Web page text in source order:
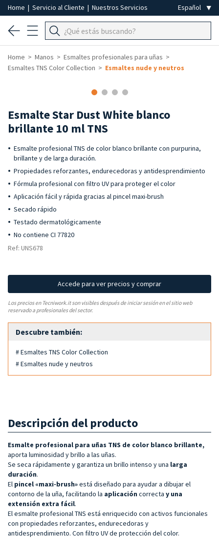
Home | Servicio al Cliente | Nuestros Servicios
Home Manos
Esmaltes profesionales para uñas
Esmaltes TNS Color Collection
Esmaltes nude y neutros
Esmalte Star Dust White blanco
brillante 10 ml TNS
Esmalte profesional TNS de color blanco brillante con purpurina,
brillante y de larga duración.
Propiedades reforzantes, endurecedoras y antidesprendimiento
Fórmula profesional con filtro UV para proteger el color
Aplicación fácil y rápida gracias al pincel maxi-brush
Secado rápido
Testado dermatológicamente
No contiene CI 77820
Ref: UNS678
Accede para ver precios y comprar
Los precios en Tecniwork.it son visibles después de iniciar sesión en el sitio web
reservado a profesionales del sector.
Descubre también:
# Esmaltes TNS Color Collection
# Esmaltes nude y neutros
Descripción del producto
Esmalte profesional para uñas TNS de color blanco brillante,
aporta luminosidad y brillo a las uñas.
Se seca rápidamente y garantiza un brillo intenso y una larga
duración.
El pincel «maxi-brush»está diseñado para ayudar a dibujar el
contorno de la uña, facilitando la aplicación correcta y una
extensión extra fácil.
El esmalte profesional TNS está enriquecido con activos funcionales
con propiedades reforzantes, endurecedoras y
antidesprendimiento. Con filtro UV de protección del color.